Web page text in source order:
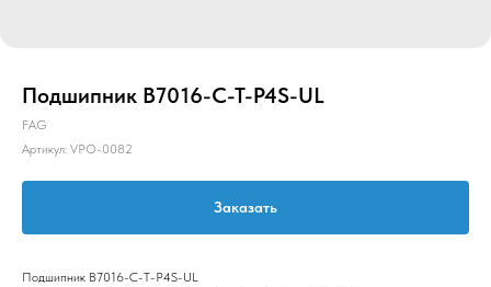
Подшипник B7016-C-T-P4S-UL
FAG
Артикул: VPO-0082
Заказать
Подшипник B7016-C-T-P4S-UL